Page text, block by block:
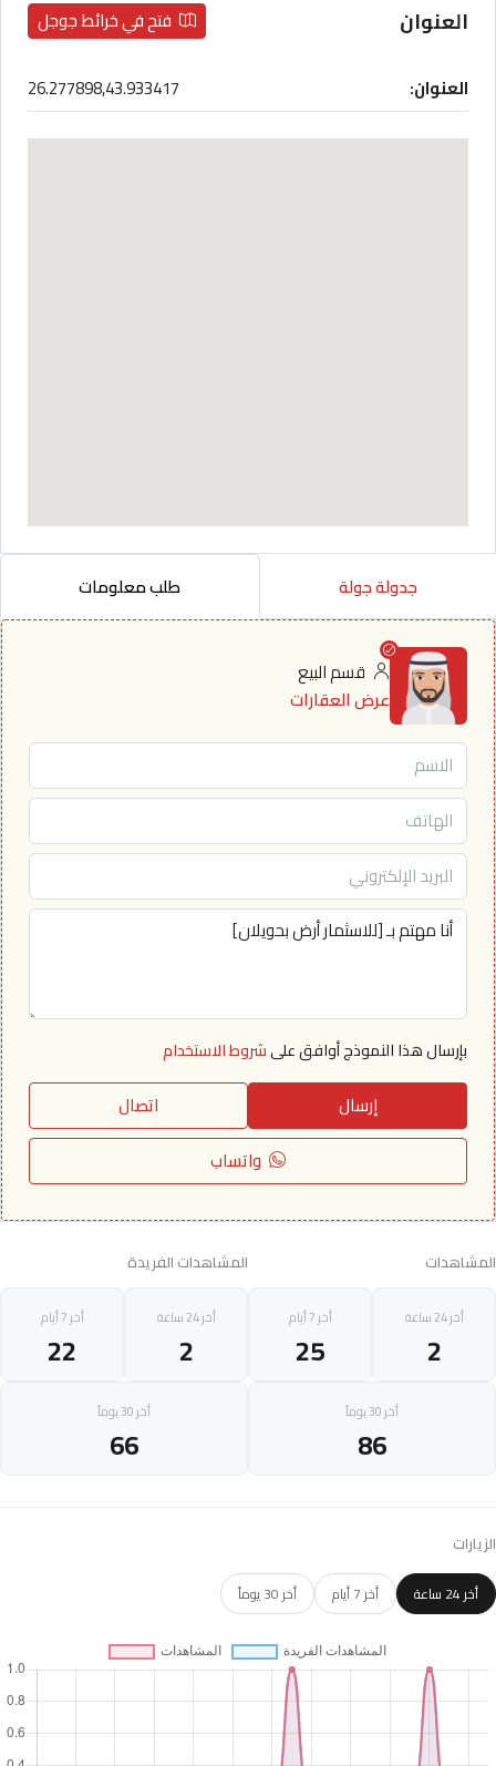
العنوان فتح في خرائط جوجل
العنوان: 26.277898,43.933417
جدولة جولة طلب معلومات
قسم البيع
عرض العقارات
بإرسال هذا النموذج أوافق علىشروط الاستخدام
إرسال
اتصال
واتساب
المشاهدات
أخر 24 ساعة
2
أخر 7 أيام
25
أخر 30 يوماً
86
المشاهدات الفريدة
أخر 24 ساعة
2
أخر 7 أيام
22
أخر 30 يوماً
66
الزيارات
أخر 24 ساعة أخر 7 أيام أخر 30 يوماً